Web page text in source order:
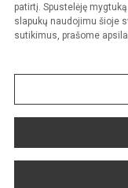
patirtį. Spustelėję
slapukų naudojimu šioje
sutikimus, prašome
Kopijuoti turinį be raštiško